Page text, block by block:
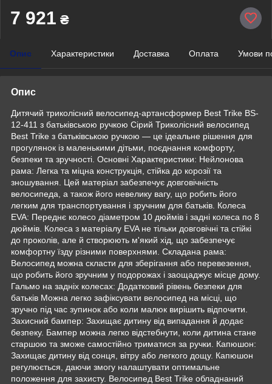
7 921 ₴
Опис Характеристики Доставка Оплата Умови
Опис
Дитячий триколісний велосипед-артансформер Best Trike BS-
12-411 з батьківською ручкою Сірий Триколісний велосипед
Best Trike з батьківською ручкою — це ідеальне рішення для
прогулянок із маленькими дітьми, поєднання комфорту,
безпеки та зручності. Основні Характеристики: Нейлонова
рама: Легка та міцна конструкція, стійка до корозії та
зношування. Цей матеріал забезпечує довговічність
велосипеда, а також його невелику вагу, що робить його
легким для транспортування і зручним для батьків. Колеса
EVA: Переднє колесо діаметром 10 дюймів і задні колеса по 8
дюймів. Колеса з матеріалу EVA не тільки довговічні та стійкі
до проколів, але й створюють м'який хід, що забезпечує
комфортну їзду різними поверхнями. Складана рама:
Велосипед можна скласти для зберігання або перевезення,
що робить його зручним у подорожах і заощаджує місце дому.
Гальмо на задніх колесах: Додатковий рівень безпеки для
батьків Можна легко зафіксувати велосипед на місці, що
зручно під час зупинок або коли малюк вирішить відпочити.
Захисний бампер: Захищає дитину від випадання й додає
безпеку. Бампер можна легко відстебнути, коли дитина стане
старшою та зможе самостійно триматися за ручки. Капюшон:
Захищає дитину від сонця, вітру або легкого дощу. Капюшон
регулюється, даючи змогу налаштувати оптимальне
положення для захисту. Велосипед Best Trike обладнаний